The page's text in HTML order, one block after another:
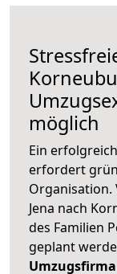
möglich
Ein
erfordert
Organisation.
Jena nach
des Familien
geplant
Umzugsfirma